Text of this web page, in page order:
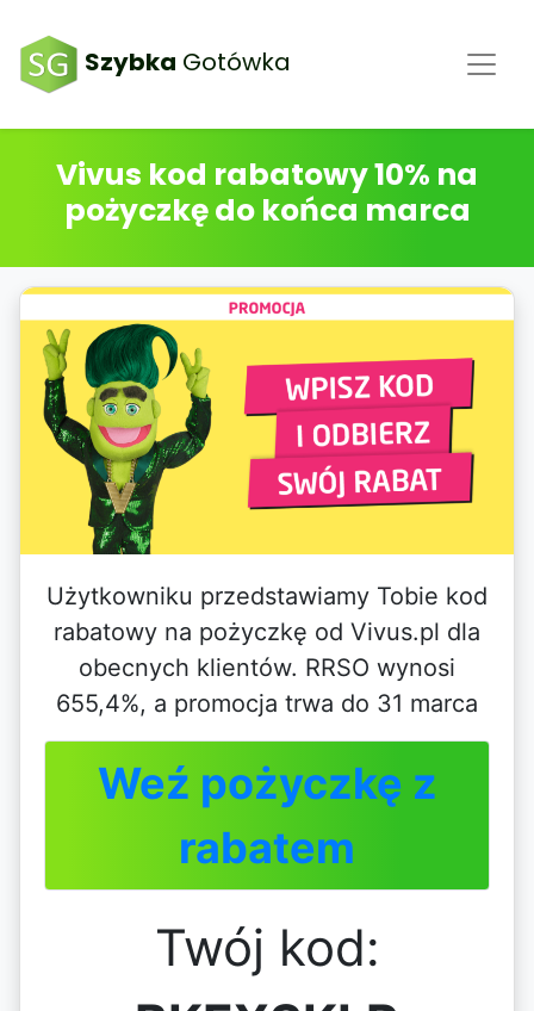
Szybka Gotówka
Vivus kod rabatowy 10% na
pożyczkę do końca marca
Użytkowniku przedstawiamy Tobie kod
rabatowy na pożyczkę od Vivus.pl dla
obecnych klientów. RRSO wynosi
655,4%, a promocja trwa do 31 marca
Weź pożyczkę z
rabatem
Twój kod: